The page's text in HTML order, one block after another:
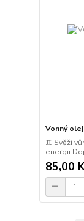
Vonný
♊ Svěží
energii
85,00